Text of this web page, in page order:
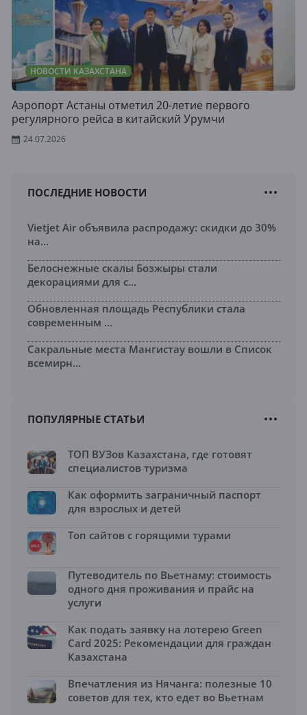
НОВОСТИ КАЗАХСТАНА
Аэропорт Астаны отметил 20-летие первого
регулярного рейса в китайский Урумчи
24.07.2026
ПОСЛЕДНИЕ НОВОСТИ
Vietjet Air объявила распродажу: скидки до 30%
на...
Белоснежные скалы Бозжыры стали
декорациями для с...
Обновленная площадь Республики стала
современным ...
Сакральные места Мангистау вошли в Список
всемирн...
ПОПУЛЯРНЫЕ СТАТЬИ
ТОП ВУЗов Казахстана, где готовят
специалистов туризма
Как оформить заграничный паспорт
для взрослых и детей
Топ сайтов с горящими турами
Путеводитель по Вьетнаму: стоимость
одного дня проживания и прайс на
услуги
Как подать заявку на лотерею Green
Card 2025: Рекомендации для граждан
Казахстана
Впечатления из Нячанга: полезные 10
советов для тех, кто едет во Вьетнам